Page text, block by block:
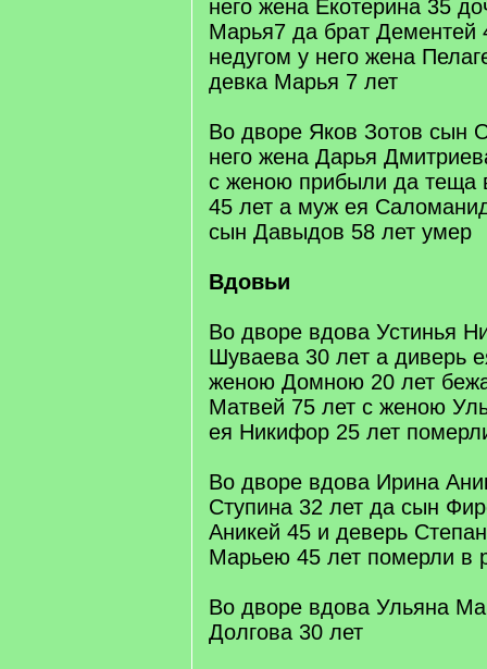
него жена Екотерина 35
Марья7 да брат Дементей
недугом у него жена
девка Марья 7 лет
Во дворе Яков Зотов сын
него жена Дарья
с женою прибыли да теща
45 лет а муж ея
сын Давыдов 58 лет умер
Вдовьи
Во дворе вдова Устинья
Шуваева 30 лет а диверь
женою Домною 20 лет
Матвей 75 лет с женою
ея Никифор 25 лет
Во дворе вдова Ирина
Ступина 32 лет да сын
Аникей 45 и деверь
Марьею 45 лет померли в
Во дворе вдова Ульяна
Долгова 30 лет